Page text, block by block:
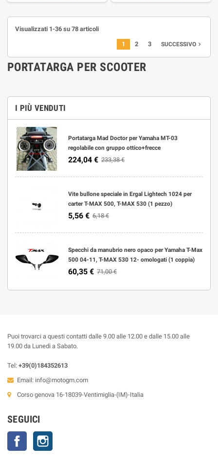
I PIÙ VENDUTI
Portatarga Mad Doctor per Yamaha MT-03
regolabile con gruppo ottico+frecce
224,04 € 233,38 €
Vite bullone speciale in Ergal Lightech 1024 per
carter T-MAX 500, T-MAX 530 (1 pezzo)
5,56 € 6,18 €
Specchi da manubrio nero opaco per Yamaha T-Max
500 04-11, T-MAX 530 12- omologati (1 coppia)
60,35 € 71,00 €
Visualizzati 1-36 su 78 articoli
1 2 3 SUCCESSIVO navigate_next
PORTATARGA PER SCOOTER
Puoi trovarci a questi contatti dalle 9.00 alle 12.00 e dalle 15.00 alle
19.00 da Lunedi a Sabato.
Tel: +39(0)184352613
Email: info@motogm.com
Corso genova 16-18039-Ventimiglia-(IM)-Italia
SEGUICI
Facebook